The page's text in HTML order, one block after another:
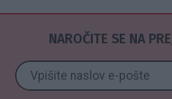
NAROČITE SE NA